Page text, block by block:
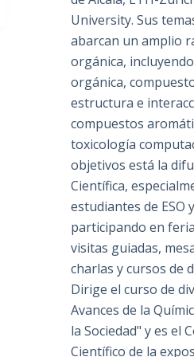
University. Sus
abarcan un amplio
orgánica,
orgánica,
estructura e
compuestos
toxicología
objetivos está la
Científica,
estudiantes de ESO
participando en
visitas guiadas,
charlas y cursos de
Dirige el curso de
Avances de la
la Sociedad" y es el
Científico de la